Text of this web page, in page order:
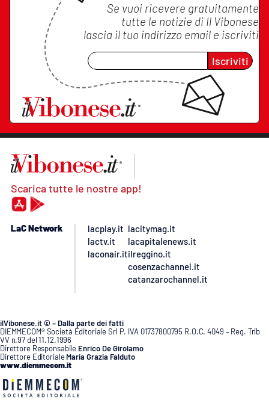
Se vuoi ricevere gratuitamente
tutte le notizie di Il Vibonese
lascia il tuo indirizzo email e iscriviti
Iscriviti
Scarica tutte le nostre app!
LaC Network
lacplay.it
lactv.it
laconair.it
lacitymag.it
lacapitalenews.it
ilreggino.it
cosenzachannel.it
catanzarochannel.it
ilVibonese.it © – Dalla parte dei fatti
DIEMMECOM® Società Editoriale Srl P. IVA 01737800795 R.O.C. 4049 – Reg. Trib
VV n.97 del 11.12.1996
Direttore Responsabile Enrico De Girolamo
Direttore Editoriale Maria Grazia Falduto
www.diemmecom.it